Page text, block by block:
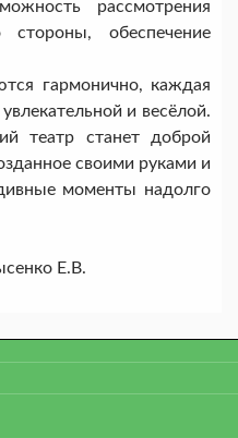
рассмотрения
обеспечение
гармонично, каждая
и весёлой.
театр станет доброй
своими руками и
моменты надолго
Е.В.